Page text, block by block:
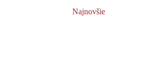
Najnovšie